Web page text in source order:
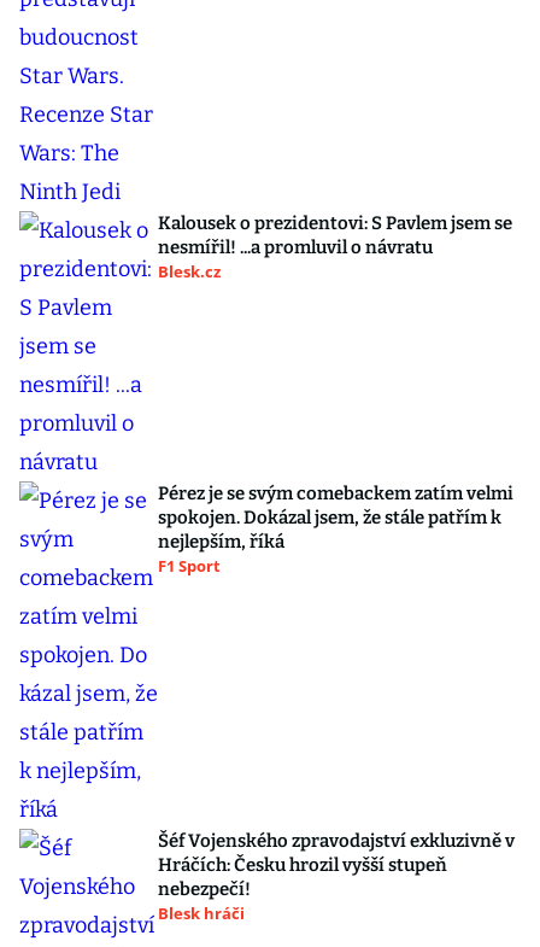
Kalousek o prezidentovi: S Pavlem jsem se
nesmířil! ...a promluvil o návratu
Blesk.cz
Pérez je se svým comebackem zatím velmi
spokojen. Dokázal jsem, že stále patřím k
nejlepším, říká
F1 Sport
Šéf Vojenského zpravodajství exkluzivně v
Hráčích: Česku hrozil vyšší stupeň
nebezpečí!
Blesk hráči